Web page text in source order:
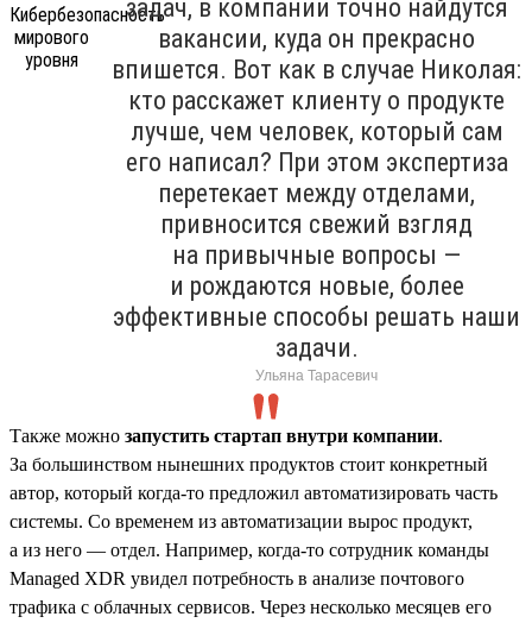
задач, в компании точно найдутся
вакансии, куда он прекрасно
впишется. Вот как в случае Николая:
кто расскажет клиенту о продукте
лучше, чем человек, который сам
его написал? При этом экспертиза
перетекает между отделами,
привносится свежий взгляд
на привычные вопросы —
и рождаются новые, более
эффективные способы решать наши
задачи.
Ульяна Тарасевич
Также можно запустить стартап внутри компании.
За большинством нынешних продуктов стоит конкретный
автор, который когда-то предложил автоматизировать часть
системы. Со временем из автоматизации вырос продукт,
а из него — отдел. Например, когда-то сотрудник команды
Managed XDR увидел потребность в анализе почтового
трафика с облачных сервисов. Через несколько месяцев его